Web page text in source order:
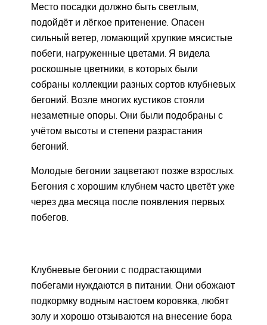
Место посадки должно быть светлым,
подойдёт и лёгкое притенение. Опасен
сильный ветер, ломающий хрупкие мясистые
побеги, нагруженные цветами. Я видела
роскошные цветники, в которых были
собраны коллекции разных сортов клубневых
бегоний. Возле многих кустиков стояли
незаметные опоры. Они были подобраны с
учётом высоты и степени разрастания
бегоний.
Молодые бегонии зацветают позже взрослых.
Бегония с хорошим клубнем часто цветёт уже
через два месяца после появления первых
побегов.
Клубневые бегонии с подрастающими
побегами нуждаются в питании. Они обожают
подкормку водным настоем коровяка, любят
золу и хорошо отзываются на внесение бора